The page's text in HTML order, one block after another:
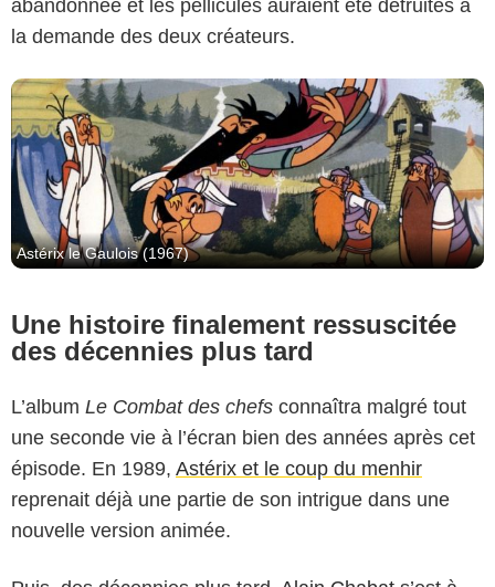
abandonnée et les pellicules auraient été détruites à
la demande des deux créateurs.
Astérix le Gaulois (1967)
Une histoire finalement ressuscitée
des décennies plus tard
L’album Le Combat des chefs connaîtra malgré tout
une seconde vie à l’écran bien des années après cet
épisode. En 1989, Astérix et le coup du menhir
reprenait déjà une partie de son intrigue dans une
nouvelle version animée.